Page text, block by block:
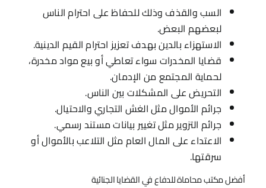
السب والقذف وذلك للحفاظ على احترام الناس
لبعضهم البعض.
الاستهزاء بالدين بهدف تعزيز احترام القيم الدينية.
قضايا المخدرات سواء تعاطي أو بيع مواد مخدرة،
لحماية المجتمع من الإدمان.
التحريض على المشكلات بين الناس.
جرائم الأموال مثل الغش التجاري والاحتيال.
جرائم التزوير مثل تغيير بيانات مستند رسمي.
الاعتداء على المال العام مثل التلاعب بالأموال أو
سرقتها.
أفضل مكتب محاماة للدفاع في القضايا الجنائية